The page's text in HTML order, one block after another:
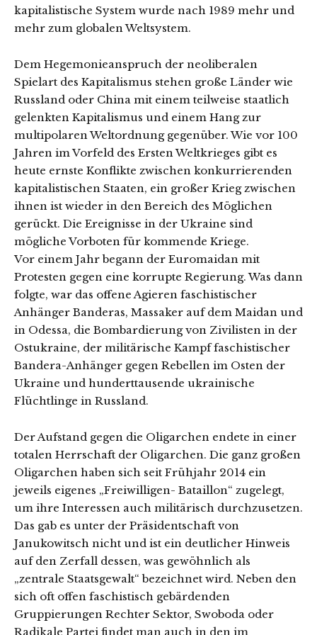
kapitalistische System wurde nach 1989 mehr und
mehr zum globalen Weltsystem.
Dem Hegemonieanspruch der neoliberalen
Spielart des Kapitalismus stehen große Länder wie
Russland oder China mit einem teilweise staatlich
gelenkten Kapitalismus und einem Hang zur
multipolaren Weltordnung gegenüber. Wie vor 100
Jahren im Vorfeld des Ersten Weltkrieges gibt es
heute ernste Konflikte zwischen konkurrierenden
kapitalistischen Staaten, ein großer Krieg zwischen
ihnen ist wieder in den Bereich des Möglichen
gerückt. Die Ereignisse in der Ukraine sind
mögliche Vorboten für kommende Kriege.
Vor einem Jahr begann der Euromaidan mit
Protesten gegen eine korrupte Regierung. Was dann
folgte, war das offene Agieren faschistischer
Anhänger Banderas, Massaker auf dem Maidan und
in Odessa, die Bombardierung von Zivilisten in der
Ostukraine, der militärische Kampf faschistischer
Bandera-Anhänger gegen Rebellen im Osten der
Ukraine und hunderttausende ukrainische
Flüchtlinge in Russland.
Der Aufstand gegen die Oligarchen endete in einer
totalen Herrschaft der Oligarchen. Die ganz großen
Oligarchen haben sich seit Frühjahr 2014 ein
jeweils eigenes „Freiwilligen- Bataillon“ zugelegt,
um ihre Interessen auch militärisch durchzusetzen.
Das gab es unter der Präsidentschaft von
Janukowitsch nicht und ist ein deutlicher Hinweis
auf den Zerfall dessen, was gewöhnlich als
„zentrale Staatsgewalt“ bezeichnet wird. Neben den
sich oft offen faschistisch gebärdenden
Gruppierungen Rechter Sektor, Swoboda oder
Radikale Partei findet man auch in den im